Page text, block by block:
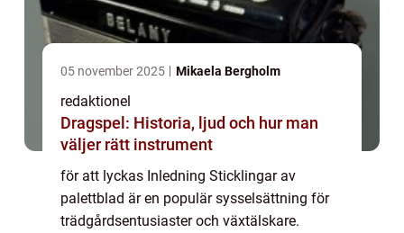
05 november 2025 Mikaela Bergholm
redaktionel
Dragspel: Historia, ljud och hur man
väljer rätt instrument
för att lyckas Inledning Sticklingar av
palettblad är en populär sysselsättning för
trädgårdsentusiaster och växtälskare.